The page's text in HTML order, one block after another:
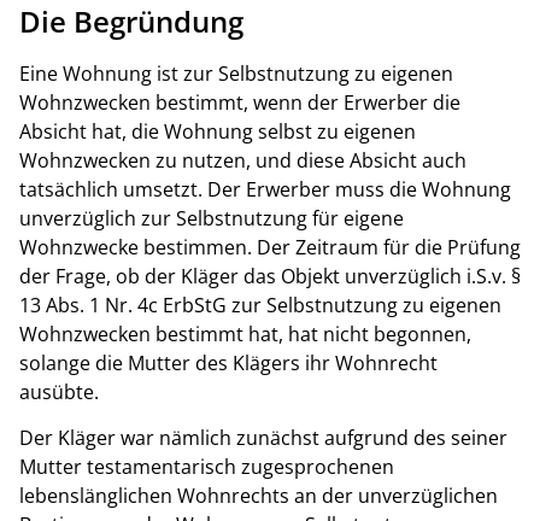
Die Begründung
Eine Wohnung ist zur Selbstnutzung zu eigenen
Wohnzwecken bestimmt, wenn der Erwerber die
Absicht hat, die Wohnung selbst zu eigenen
Wohnzwecken zu nutzen, und diese Absicht auch
tatsächlich umsetzt. Der Erwerber muss die Wohnung
unverzüglich zur Selbstnutzung für eigene
Wohnzwecke bestimmen. Der Zeitraum für die Prüfung
der Frage, ob der Kläger das Objekt unverzüglich i.S.v. §
13 Abs. 1 Nr. 4c ErbStG zur Selbstnutzung zu eigenen
Wohnzwecken bestimmt hat, hat nicht begonnen,
solange die Mutter des Klägers ihr Wohnrecht
ausübte.
Der Kläger war nämlich zunächst aufgrund des seiner
Mutter testamentarisch zugesprochenen
lebenslänglichen Wohnrechts an der unverzüglichen